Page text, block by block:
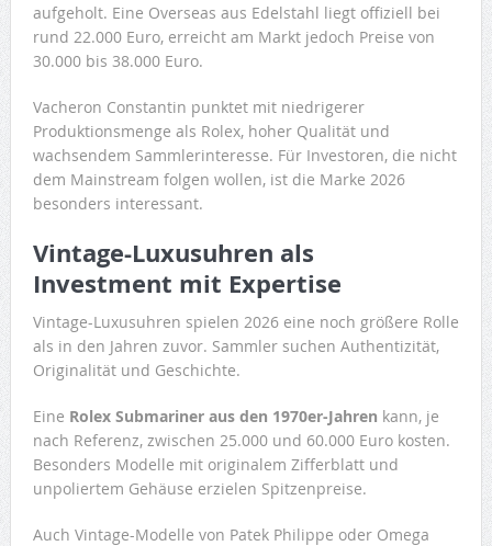
aufgeholt. Eine Overseas aus Edelstahl liegt offiziell bei
rund 22.000 Euro, erreicht am Markt jedoch Preise von
30.000 bis 38.000 Euro.
Vacheron Constantin punktet mit niedrigerer
Produktionsmenge als Rolex, hoher Qualität und
wachsendem Sammlerinteresse. Für Investoren, die nicht
dem Mainstream folgen wollen, ist die Marke 2026
besonders interessant.
Vintage-Luxusuhren als
Investment mit Expertise
Vintage-Luxusuhren spielen 2026 eine noch größere Rolle
als in den Jahren zuvor. Sammler suchen Authentizität,
Originalität und Geschichte.
Eine Rolex Submariner aus den 1970er-Jahren kann, je
nach Referenz, zwischen 25.000 und 60.000 Euro kosten.
Besonders Modelle mit originalem Zifferblatt und
unpoliertem Gehäuse erzielen Spitzenpreise.
Auch Vintage-Modelle von Patek Philippe oder Omega